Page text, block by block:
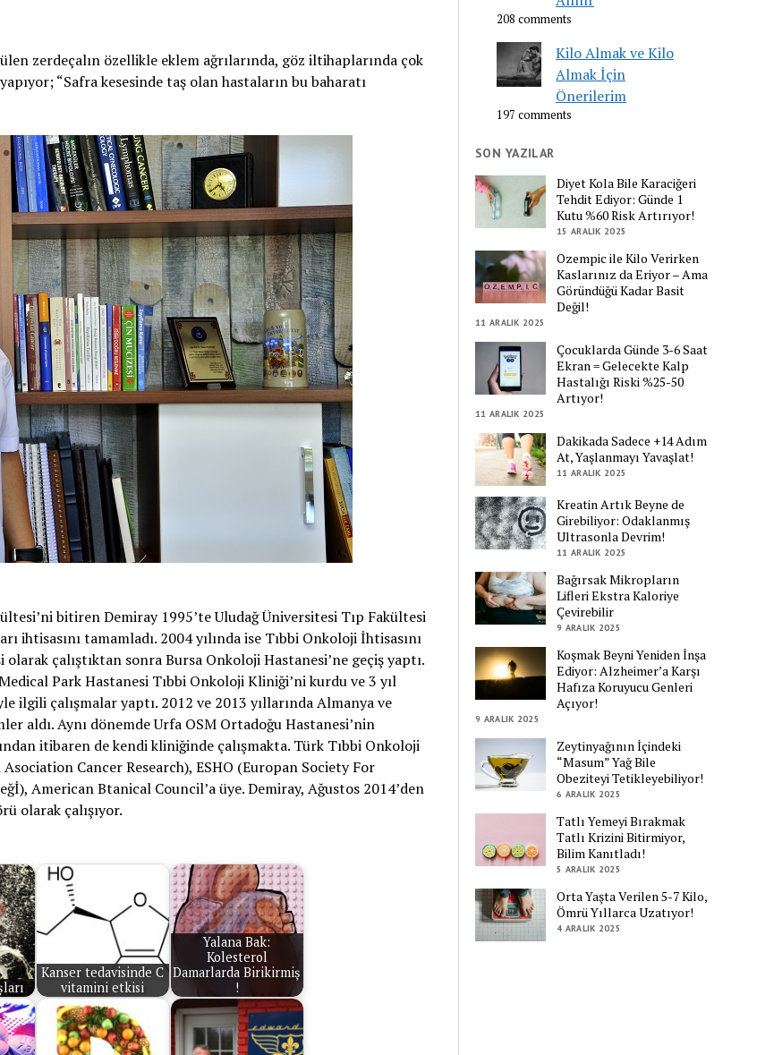
zerdeçalın özellikle eklem ağrılarında, göz iltihaplarında çok
“Safra kesesinde taş olan hastaların bu baharatı
bitiren Demiray 1995’te Uludağ Üniversitesi Tıp Fakültesi
ihtisasını tamamladı. 2004 yılında ise Tıbbi Onkoloji İhtisasını
çalıştıktan sonra Bursa Onkoloji Hastanesi’ne geçiş yaptı.
Park Hastanesi Tıbbi Onkoloji Kliniği’ni kurdu ve 3 yıl
çalışmalar yaptı. 2012 ve 2013 yıllarında Almanya ve
aldı. Aynı dönemde Urfa OSM Ortadoğu Hastanesi’nin
itibaren de kendi kliniğinde çalışmakta. Türk Tıbbi Onkoloji
Cancer Research), ESHO (Europan Society For
American Btanical Council’a üye. Demiray, Ağustos 2014’den
olarak çalışıyor.
Kanser tedavisinde C
vitamini etkisi
Yalana Bak:
Kolesterol
Damarlarda Birikirmiş
!
208 comments
Kilo Almak ve Kilo
Almak İçin
Önerilerim
197 comments
SON YAZILAR
Diyet Kola Bile Karaciğeri
Tehdit Ediyor: Günde 1
Kutu %60 Risk Artırıyor!
15 ARALIK 2025
Ozempic ile Kilo Verirken
Kaslarınız da Eriyor – Ama
Göründüğü Kadar Basit
Değil!
11 ARALIK 2025
Çocuklarda Günde 3-6 Saat
Ekran = Gelecekte Kalp
Hastalığı Riski %25-50
Artıyor!
11 ARALIK 2025
Dakikada Sadece +14 Adım
At, Yaşlanmayı Yavaşlat!
11 ARALIK 2025
Kreatin Artık Beyne de
Girebiliyor: Odaklanmış
Ultrasonla Devrim!
11 ARALIK 2025
Bağırsak Mikropların
Lifleri Ekstra Kaloriye
Çevirebilir
9 ARALIK 2025
Koşmak Beyni Yeniden İnşa
Ediyor: Alzheimer’a Karşı
Hafıza Koruyucu Genleri
Açıyor!
9 ARALIK 2025
Zeytinyağının İçindeki
“Masum” Yağ Bile
Obeziteyi Tetikleyebiliyor!
6 ARALIK 2025
Tatlı Yemeyi Bırakmak
Tatlı Krizini Bitirmiyor,
Bilim Kanıtladı!
5 ARALIK 2025
Orta Yaşta Verilen 5-7 Kilo,
Ömrü Yıllarca Uzatıyor!
4 ARALIK 2025